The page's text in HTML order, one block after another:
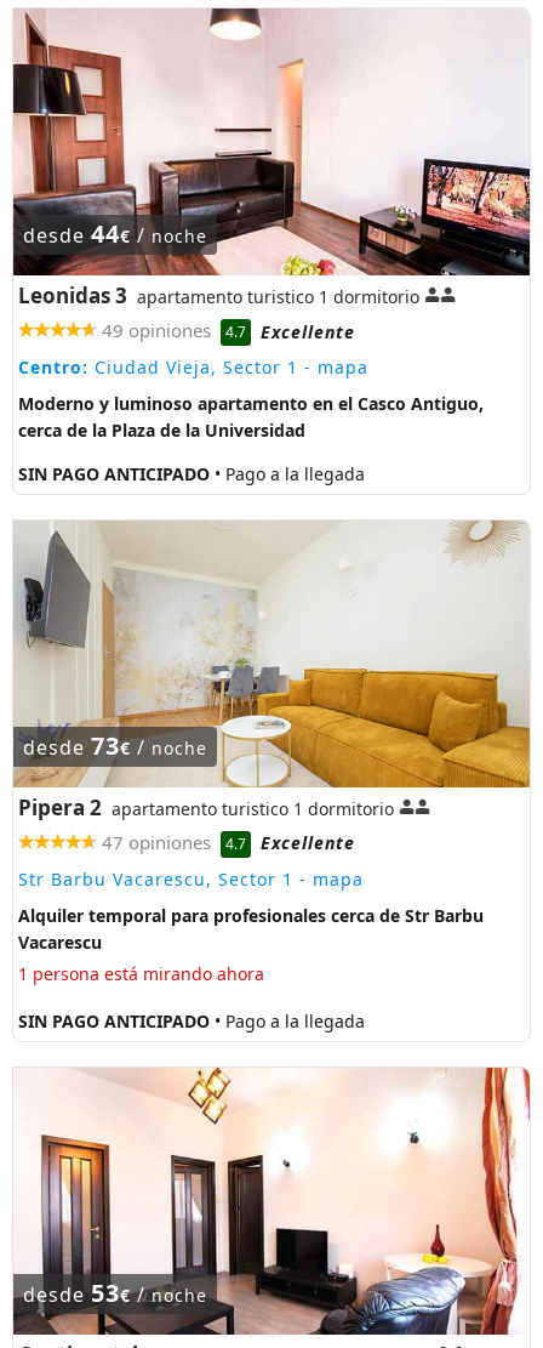
desde 44€/ noche
Leonidas 3 apartamento turistico 1 dormitorio
49 opiniones 4.7
Excellente
Centro: Ciudad Vieja, Sector 1 - mapa
Moderno y luminoso apartamento en el Casco Antiguo,
cerca de la Plaza de la Universidad
SIN PAGO ANTICIPADO • Pago a la llegada
desde 73€/ noche
Pipera 2 apartamento turistico 1 dormitorio
47 opiniones 4.7
Excellente
Str Barbu Vacarescu, Sector 1 - mapa
Alquiler temporal para profesionales cerca de Str Barbu
Vacarescu
1 persona está mirando ahora
SIN PAGO ANTICIPADO • Pago a la llegada
desde53€/noche